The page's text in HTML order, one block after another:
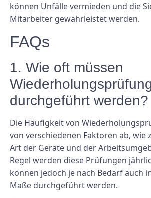
können Unfälle vermieden und die
Mitarbeiter gewährleistet werden.
FAQs
1. Wie oft müssen
durchgeführt werden?
Die Häufigkeit von
von verschiedenen Faktoren ab, wie
Art der Geräte und der
Regel werden diese Prüfungen
können jedoch je nach Bedarf auch
Maße durchgeführt werden.